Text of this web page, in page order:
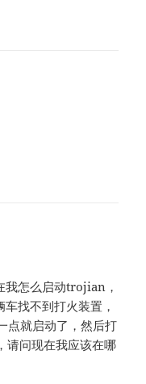
我怎么启动trojian，
找不到打火装置，
点就启动了，然后打
请问现在我应该在哪